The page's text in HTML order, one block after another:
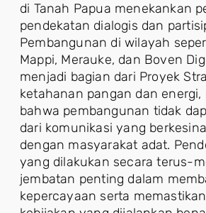
di Tanah Papua menekankan
pendekatan dialogis dan
Pembangunan di wilayah
Mappi, Merauke, dan Boven
menjadi bagian dari Proyek
ketahanan pangan dan
bahwa pembangunan tidak
dari komunikasi yang
dengan masyarakat adat.
yang dilakukan secara terus-
jembatan penting dalam
kepercayaan serta